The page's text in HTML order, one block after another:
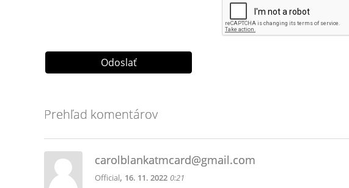
Prehľad komentárov
carolblankatmcard@gmail.com
Official, 16. 11. 2022 0:21